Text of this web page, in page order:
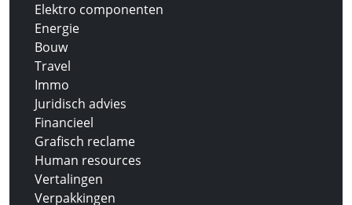
Elektro componenten
Energie
Bouw
Travel
Immo
Juridisch advies
Financieel
Grafisch reclame
Human resources
Vertalingen
Verpakkingen